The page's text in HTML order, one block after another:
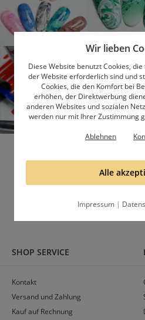
Folge uns und lerne
SHOP SERVICE
Kontakt
Versand und Zahlung
Kauf auf Rechnung
Wir lieben
Diese Website benutzt Cookies,
der Website erforderlich sind und
Cookies, die den Komfort bei
erhöhen, der Direktwerbung
anderen Websites und sozialen
werden nur mit Ihrer Zustimmung
Ablehnen
Alle
Impressum |